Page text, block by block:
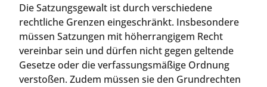
Die Satzungsgewalt ist durch verschiedene
rechtliche Grenzen eingeschränkt. Insbesondere
müssen Satzungen mit höherrangigem Recht
vereinbar sein und dürfen nicht gegen geltende
Gesetze oder die verfassungsmäßige Ordnung
verstoßen. Zudem müssen sie den Grundrechten